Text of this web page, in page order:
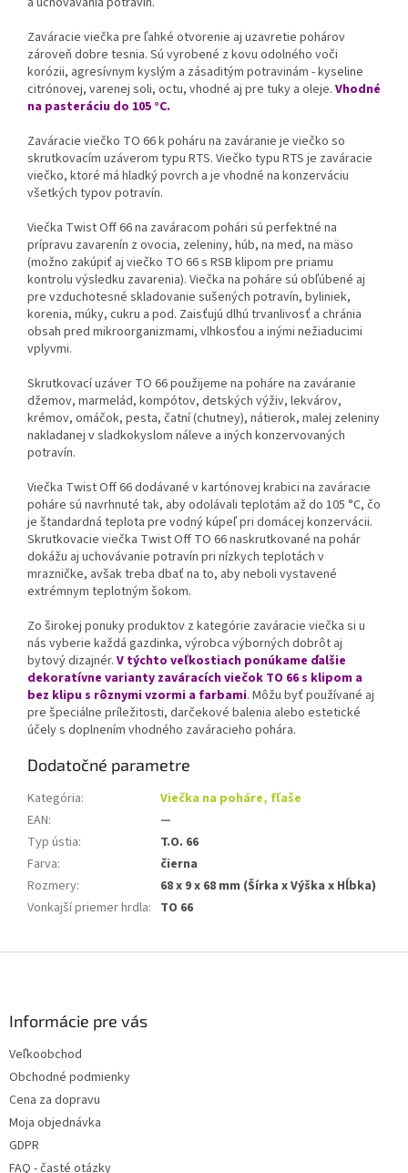
Zaváracie viečka pre ľahké otvorenie aj uzavretie pohárov
zároveň dobre tesnia. Sú vyrobené z kovu odolného voči
korózii, agresívnym kyslým a zásaditým potravinám - kyseline
citrónovej, varenej soli, octu, vhodné aj pre tuky a oleje. Vhodné
na pasteráciu do 105 °C.
Zaváracie viečko TO 66 k poháru na zaváranie je viečko so
skrutkovacím uzáverom typu RTS. Viečko typu RTS je zaváracie
viečko, ktoré má hladký povrch a je vhodné na konzerváciu
všetkých typov potravín.
Viečka Twist Off 66 na zaváracom pohári sú perfektné na
prípravu zavarenín z ovocia, zeleniny, húb, na med, na mäso
(možno zakúpiť aj viečko TO 66 s RSB klipom pre priamu
kontrolu výsledku zavarenia). Viečka na poháre sú obľúbené aj
pre vzduchotesné skladovanie sušených potravín, byliniek,
korenia, múky, cukru a pod. Zaisťujú dlhú trvanlivosť a chránia
obsah pred mikroorganizmami, vlhkosťou a inými nežiaducimi
vplyvmi.
Skrutkovací uzáver TO 66 použijeme na poháre na zaváranie
džemov, marmelád, kompótov, detských výživ, lekvárov,
krémov, omáčok, pesta, čatní (chutney), nátierok, malej zeleniny
nakladanej v sladkokyslom náleve a iných konzervovaných
potravín.
Viečka Twist Off 66 dodávané v kartónovej krabici na zaváracie
poháre sú navrhnuté tak, aby odolávali teplotám až do 105 °C, čo
je štandardná teplota pre vodný kúpeľ pri domácej konzervácii.
Skrutkovacie viečka Twist Off TO 66 naskrutkované na pohár
dokážu aj uchovávanie potravín pri nízkych teplotách v
mrazničke, avšak treba dbať na to, aby neboli vystavené
extrémnym teplotným šokom.
Zo širokej ponuky produktov z kategórie zaváracie viečka si u
nás vyberie každá gazdinka, výrobca výborných dobrôt aj
bytový dizajnér. V týchto veľkostiach ponúkame ďalšie
dekoratívne varianty zaváracích viečok TO 66 s klipom a
bez klipu s rôznymi vzormi a farbami. Môžu byť používané aj
pre špeciálne príležitosti, darčekové balenia alebo estetické
účely s doplnením vhodného zaváracieho pohára.
Dodatočné parametre
Kategória:
Viečka na poháre, fľaše
EAN:
—
Typ ústia:
T.O. 66
Farva:
čierna
Rozmery:
68 x 9 x 68 mm (Šírka x Výška x Hĺbka)
Vonkajší priemer hrdla: TO 66
Informácie pre vás
Veľkoobchod
Obchodné podmienky
Cena za dopravu
Moja objednávka
GDPR
FAQ - časté otázky